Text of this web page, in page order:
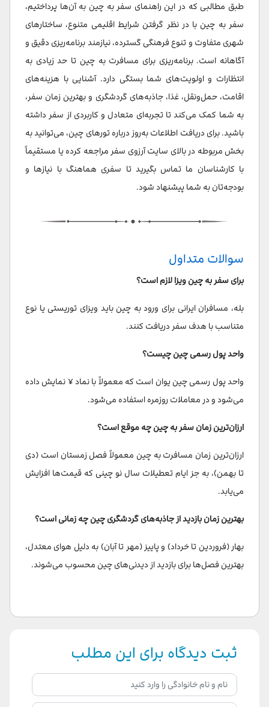
طبق مطالبی که در این راهنمای سفر به چین به آن‌ها پرداختیم،
سفر به چین با در نظر گرفتن شرایط اقلیمی متنوع، ساختارهای
شهری متفاوت و تنوع فرهنگی گسترده، نیازمند برنامه‌ریزی دقیق و
آگاهانه است. برنامه‌ریزی برای مسافرت به چین تا حد زیادی به
انتظارات و اولویت‌های شما بستگی دارد. آشنایی با هزینه‌های
اقامت، حمل‌ونقل، غذا، جاذبه‌های گردشگری و بهترین زمان سفر،
به شما کمک می‌کند تا تجربه‌ای متعادل و کاربردی از سفر داشته
باشید. برای دریافت اطلاعات به‌روز درباره تورهای چین، می‌توانید به
بخش مربوطه در بالای سایت آرزوی سفر مراجعه کرده یا مستقیماً
با کارشناسان ما تماس بگیرید تا سفری هماهنگ با نیازها و
بودجه‌تان به شما پیشنهاد شود.
سوالات متداول
برای سفر به چین ویزا لازم است؟
بله، مسافران ایرانی برای ورود به چین باید ویزای توریستی یا نوع
متناسب با هدف سفر دریافت کنند.
واحد پول رسمی چین چیست؟
واحد پول رسمی چین یوان است که معمولاً با نماد ¥ نمایش داده
می‌شود و در معاملات روزمره استفاده می‌شود.
ارزان‌ترین زمان سفر به چین چه موقع است؟
ارزان‌ترین زمان مسافرت به چین معمولاً فصل زمستان است (دی
تا بهمن)، به جز ایام تعطیلات سال نو چینی که قیمت‌ها افزایش
می‌یابد.
بهترین زمان بازدید از جاذبه‌های گردشگری چین چه زمانی است؟
بهار (فروردین تا خرداد) و پاییز (مهر تا آبان) به دلیل هوای معتدل،
بهترین فصل‌ها برای بازدید از دیدنی‌های چین محسوب می‌شوند.
ثبت دیدگاه برای این مطلب